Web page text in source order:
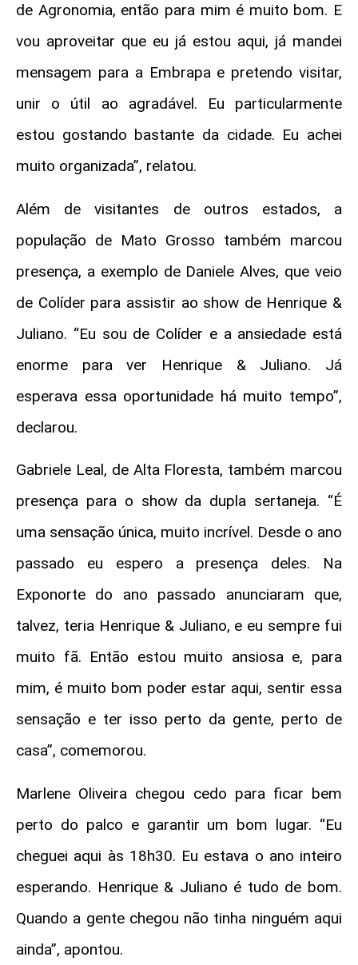
de Agronomia, então para mim é muito bom. E
vou aproveitar que eu já estou aqui, já mandei
mensagem para a Embrapa e pretendo visitar,
unir o útil ao agradável. Eu particularmente
estou gostando bastante da cidade. Eu achei
muito organizada”, relatou.
Além de visitantes de outros estados, a
população de Mato Grosso também marcou
presença, a exemplo de Daniele Alves, que veio
de Colíder para assistir ao show de Henrique &
Juliano. “Eu sou de Colíder e a ansiedade está
enorme para ver Henrique & Juliano. Já
esperava essa oportunidade há muito tempo”,
declarou.
Gabriele Leal, de Alta Floresta, também marcou
presença para o show da dupla sertaneja. “É
uma sensação única, muito incrível. Desde o ano
passado eu espero a presença deles. Na
Exponorte do ano passado anunciaram que,
talvez, teria Henrique & Juliano, e eu sempre fui
muito fã. Então estou muito ansiosa e, para
mim, é muito bom poder estar aqui, sentir essa
sensação e ter isso perto da gente, perto de
casa”, comemorou.
Marlene Oliveira chegou cedo para ficar bem
perto do palco e garantir um bom lugar. “Eu
cheguei aqui às 18h30. Eu estava o ano inteiro
esperando. Henrique & Juliano é tudo de bom.
Quando a gente chegou não tinha ninguém aqui
ainda”, apontou.